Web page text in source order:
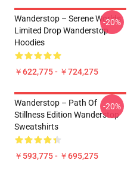
Wanderstop – Serene Worlds
Limited Drop Wanderstop
Hoodies
￥622,775 - ￥724,275
-20%
Wanderstop – Path Of
Stillness Edition Wanderstop
Sweatshirts
￥593,775 - ￥695,275
-20%